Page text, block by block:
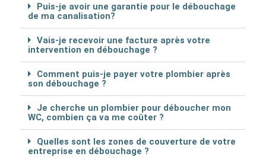
Puis-je avoir une garantie pour le débouchage
de ma canalisation?
Vais-je recevoir une facture après votre
intervention en débouchage ?
Comment puis-je payer votre plombier après
son débouchage ?
Je cherche un plombier pour déboucher mon
WC, combien ça va me coûter ?
Quelles sont les zones de couverture de votre
entreprise en débouchage ?